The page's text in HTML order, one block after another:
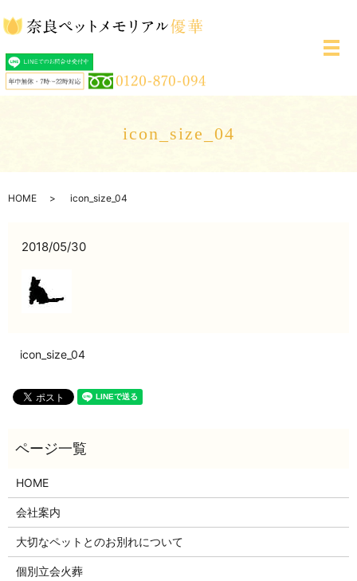
メ
icon_size_04
HOME icon_size_04
2018/05/30
icon_size_04
HOME
会社案内
大切なペットとのお別れについて
個別立会火葬